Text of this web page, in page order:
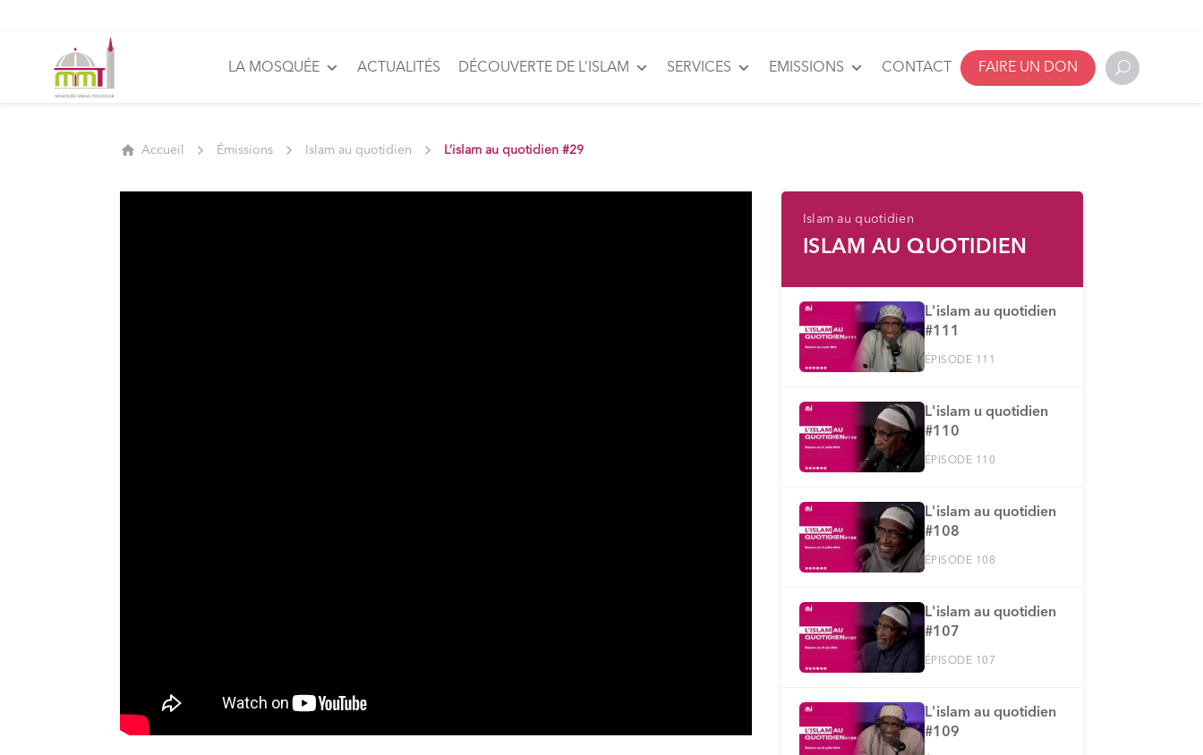
LA MOSQUÉE ACTUALITÉS DÉCOUVERTE DE L’ISLAM SERVICES EMISSIONS CONTACT FAIRE UN DON
Accueil Émissions Islam au quotidien L’islam au quotidien #29
Islam au quotidien
ISLAM AU QUOTIDIEN
L'islam au quotidien
#111
ÉPISODE 111
L'islam u quotidien
#110
ÉPISODE 110
L'islam au quotidien
#108
ÉPISODE 108
L'islam au quotidien
#107
ÉPISODE 107
L'islam au quotidien
#109